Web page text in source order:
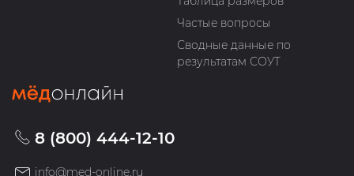
Частые вопросы
Сводные данные по
результатам СОУТ
8 (800) 444-12-10
info@med-online.ru